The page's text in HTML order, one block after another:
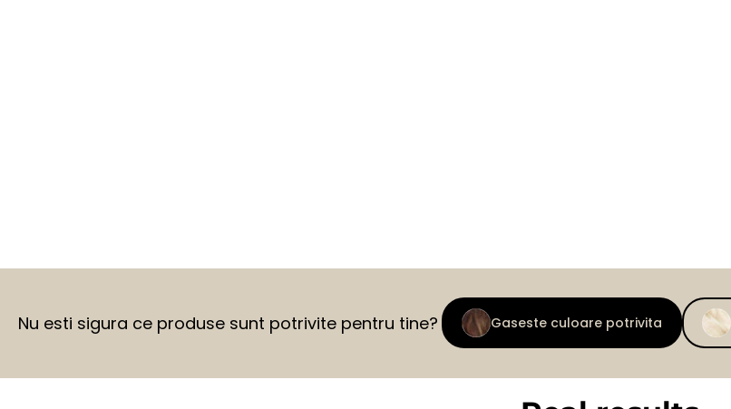
Nu esti sigura ce produse sunt potrivite pentru tine? Gaseste culoare potrivita